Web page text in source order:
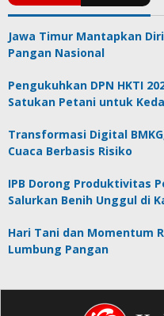
Jawa Timur Mantapkan
Pangan Nasional
Pengukuhkan DPN HKTI
Satukan Petani untuk
Transformasi Digital
Cuaca Berbasis Risiko
IPB Dorong Produktivitas
Salurkan Benih Unggul di
Hari Tani dan Momentum
Lumbung Pangan